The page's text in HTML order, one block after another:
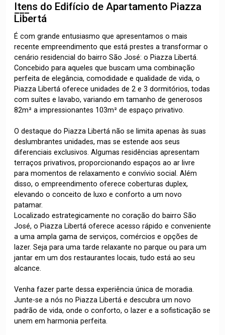
Itens do Edifício de Apartamento Piazza
Libertá
É com grande entusiasmo que apresentamos o mais
recente empreendimento que está prestes a transformar o
cenário residencial do bairro São José: o Piazza Libertá.
Concebido para aqueles que buscam uma combinação
perfeita de elegância, comodidade e qualidade de vida, o
Piazza Libertá oferece unidades de 2 e 3 dormitórios, todas
com suítes e lavabo, variando em tamanho de generosos
82m² a impressionantes 103m² de espaço privativo.
O destaque do Piazza Libertá não se limita apenas às suas
deslumbrantes unidades, mas se estende aos seus
diferenciais exclusivos. Algumas residências apresentam
terraços privativos, proporcionando espaços ao ar livre
para momentos de relaxamento e convívio social. Além
disso, o empreendimento oferece coberturas duplex,
elevando o conceito de luxo e conforto a um novo
patamar.
Localizado estrategicamente no coração do bairro São
José, o Piazza Libertá oferece acesso rápido e conveniente
a uma ampla gama de serviços, comércios e opções de
lazer. Seja para uma tarde relaxante no parque ou para um
jantar em um dos restaurantes locais, tudo está ao seu
alcance.
Venha fazer parte dessa experiência única de moradia.
Junte-se a nós no Piazza Libertá e descubra um novo
padrão de vida, onde o conforto, o lazer e a sofisticação se
unem em harmonia perfeita.